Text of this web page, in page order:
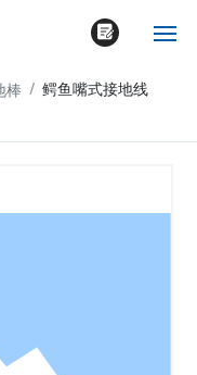
棒 鳄鱼嘴式接地线